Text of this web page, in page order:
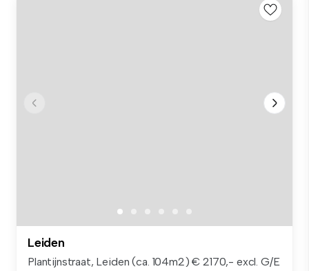
Leiden
Plantijnstraat, Leiden (ca. 104m2) € 2170,- excl. G/E